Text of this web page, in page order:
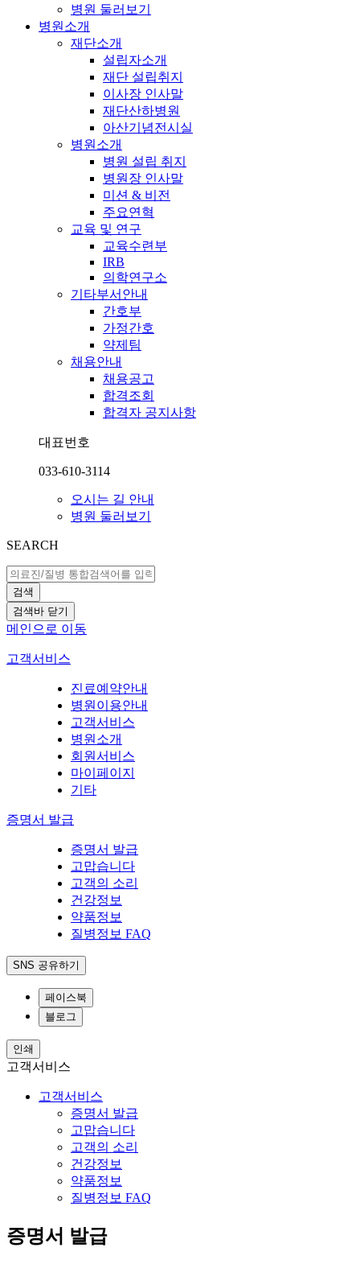
병원 둘러보기
병원소개
재단소개
설립자소개
재단 설립취지
이사장 인사말
재단산하병원
아산기념전시실
병원소개
병원 설립 취지
병원장 인사말
미션 & 비전
주요연혁
교육 및 연구
교육수련부
IRB
의학연구소
기타부서안내
간호부
가정간호
약제팀
채용안내
채용공고
합격조회
합격자 공지사항
대표번호
033-610-3114
오시는 길 안내
병원 둘러보기
SEARCH
검색
검색바 닫기
메인으로 이동
고객서비스
진료예약안내
병원이용안내
고객서비스
병원소개
회원서비스
마이페이지
기타
증명서 발급
증명서 발급
고맙습니다
고객의 소리
건강정보
약품정보
질병정보 FAQ
SNS 공유하기
페이스북
블로그
인쇄
고객서비스
고객서비스
증명서 발급
고맙습니다
고객의 소리
건강정보
약품정보
질병정보 FAQ
증명서 발급